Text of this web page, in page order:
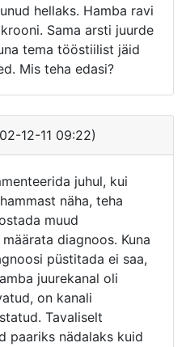
hellaks. Hamba ravi
Sama arsti juurde
tema tööstiilist jäid
Mis teha edasi?
12-11 09:22)
juhul, kui
näha, teha
muud
diagnoos. Kuna
püstitada ei saa,
juurekanal oli
on kanali
Tavaliselt
paariks nädalaks kuid